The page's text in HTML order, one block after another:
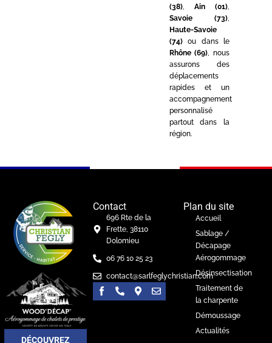
(38), Ain (01)
Savoie (73)
Haute-Savoie
(74)ou dans le
Rhône (69) , nous
assurons des
déplacements
rapides et un
accompagnement
personnalisé
partout dans la
région.
DÉCOUVREZ
Contact
696 Rte de la
Frette, 38110
Dolomieu
06 76 10 25 23
contact@sarlfeglychristian.com
Plan du site
Accueil
Sablage /
Décapage
Aérogommage
Désinsectisation
Traitement de
la charpente
Démoussage
Actualités